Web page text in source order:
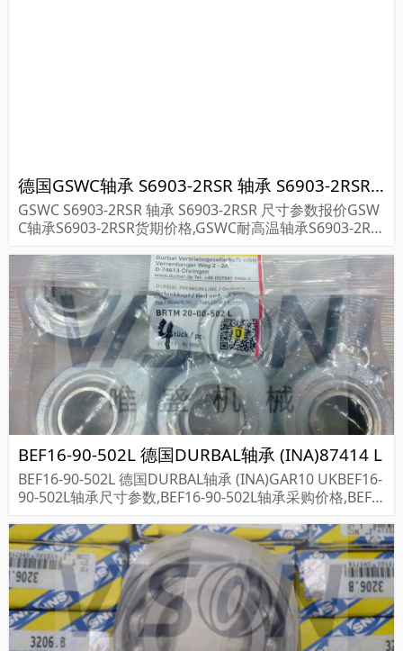
德国GSWC轴承 S6903-2RSR 轴承 S6903-2RSR 尺寸参数报价
GSWC S6903-2RSR 轴承 S6903-2RSR 尺寸参数报价GSW
C轴承S6903-2RSR货期价格,GSWC耐高温轴承S6903-2RS
BEF16-90-502L 德国DURBAL轴承 (INA)87414 L
BEF16-90-502L 德国DURBAL轴承 (INA)GAR10 UKBEF16-
90-502L轴承尺寸参数,BEF16-90-502L轴承采购价格,BEF1